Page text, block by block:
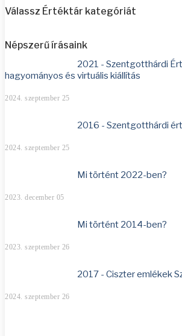
Válassz Értéktár kategóriát
Népszerű írásaink
2021 - Szentgotthárdi
hagyományos és virtuális kiállítás
2024. szeptember 25
2016 - Szentgotthárdi
2024. szeptember 25
Mi történt 2022-ben?
2023. december 05
Mi történt 2014-ben?
2023. szeptember 26
2017 - Ciszter emlékek
2024. szeptember 26